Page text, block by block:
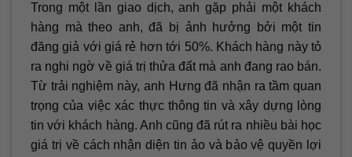
Trong một lần giao dịch, anh gặp phải một khách
hàng mà theo anh, đã bị ảnh hưởng bởi một tin
đăng giả với giá rẻ hơn tới 50%. Khách hàng này tỏ
ra nghi ngờ về giá trị thửa đất mà anh đang rao bán.
Từ trải nghiệm này, anh Hưng đã nhận ra tầm quan
trọng của việc xác thực thông tin và xây dựng lòng
tin với khách hàng. Anh cũng đã rút ra nhiều bài học
giá trị về cách nhận diện tin ảo và bảo vệ quyền lợi